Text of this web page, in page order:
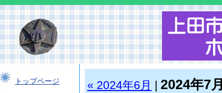
トップページ « 2024年6月 2024年7